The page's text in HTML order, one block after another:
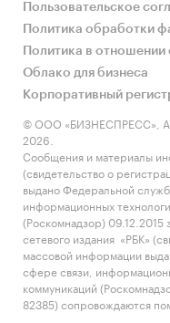
Пользовательское
Политика обработки
Политика в
Облако для бизнеса
Корпоративный
© ООО «БИЗНЕСПРЕСС»,
2026.
Сообщения и материалы
(свидетельство о
выдано Федеральной
информационных
(Роскомнадзор)
сетевого издания «РБК»
массовой информации
сфере связи,
коммуникаций
82385) сопровождаются